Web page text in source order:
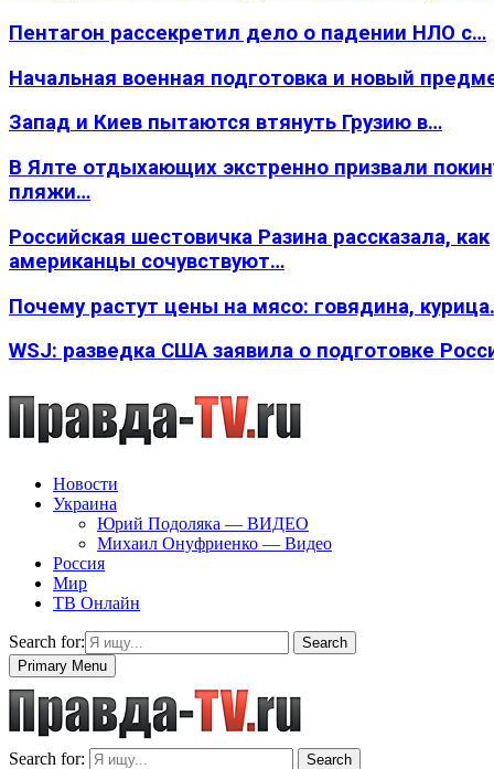
Пентагон рассекретил дело о падении НЛО с…
Начальная военная подготовка и новый
Запад и Киев пытаются втянуть Грузию в…
В Ялте отдыхающих экстренно призвали
пляжи…
Российская шестовичка Разина рассказала, как
американцы сочувствуют…
Почему растут цены на мясо: говядина,
WSJ: разведка США заявила о подготовке
Новости
Украина
Юрий Подоляка — ВИДЕО
Михаил Онуфриенко — Видео
Россия
Мир
ТВ Онлайн
Search for:
Search
Primary Menu
Search for: Search